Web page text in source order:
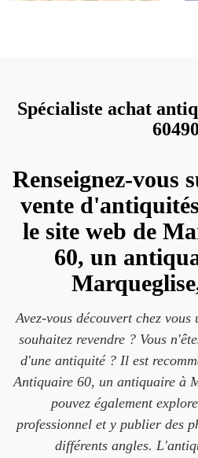
Spécialiste achat
60490
Renseignez-vous
vente
le site web de
60, un
Avez-vous découvert chez
souhaitez revendre ? Vous
d'une antiquité ? Il est
Antiquaire 60, un antiquaire à
pouvez également
professionnel et y publier des
différents angles.